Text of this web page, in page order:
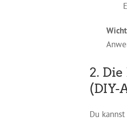
2.
(DIY-
Du